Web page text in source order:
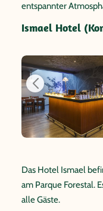
entspannter
Ismael Hotel
Das Hotel Ismael
am Parque Forestal.
alle Gäste.